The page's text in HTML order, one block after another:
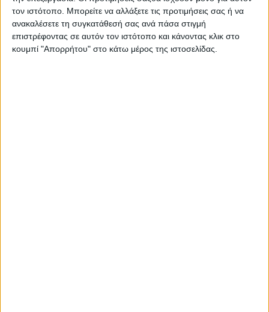
τον ιστότοπο. Μπορείτε να αλλάξετε τις προτιμήσεις σας ή να
ανακαλέσετε τη συγκατάθεσή σας ανά πάσα στιγμή
επιστρέφοντας σε αυτόν τον ιστότοπο και κάνοντας κλικ στο
κουμπί "Απορρήτου" στο κάτω μέρος της ιστοσελίδας.
ένα ειδικό καλαμάκι και ενώνοντας πολλά κοντά
κομμάτια του μεταξύ τους να δημιουργήσει ένα
στρώμα το οποίο είναι ελαφρύτερο από το αντίστοιχο
αφρώδες, έχει καλύτερες απορροφητικές ικανότητες
και το πιο σημαντικό, προσφέρει πολύ υψηλή διαπνοή